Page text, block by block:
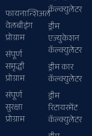
फायनान्शिअल
वेलबीइंग
प्रोग्राम
संपूर्ण
समृद्धी
प्रोग्राम
संपूर्ण
सुरक्षा
प्रोग्राम
कॅल्क्युलेटर
ड्रीम
एज्युकेशन
कॅल्क्युलेटर
ड्रीम कार
कॅल्क्युलेटर
ड्रीम
रिटायरमेंट
कॅल्क्युलेटर